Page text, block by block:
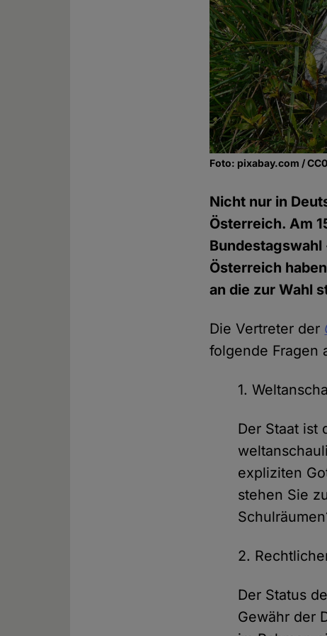
Foto: pixabay.com /
Nicht nur in
Österreich. Am
Österreich
an die zur Wahl
Die Vertreter der
folgende Fragen
1.
Der Staat ist
expliziten
stehen Sie
2.
Der Status
Gewähr der